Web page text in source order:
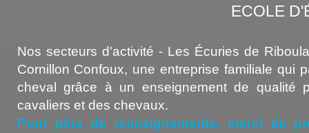
ECOLE
Nos secteurs d'activité - Les Écuries de
Cornillon Confoux, une entreprise familiale qui
cheval grâce à un enseignement de qualité
cavaliers et des chevaux.
Pour plus de renseignements, merci de